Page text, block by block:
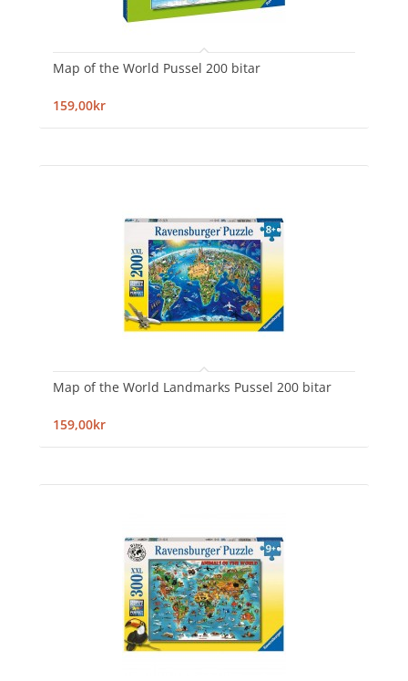
Map of the World Pussel 200 bitar
159,00kr
Map of the World Landmarks Pussel 200 bitar
159,00kr